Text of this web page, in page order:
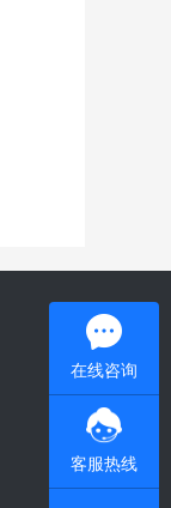
在线咨询
客服热线